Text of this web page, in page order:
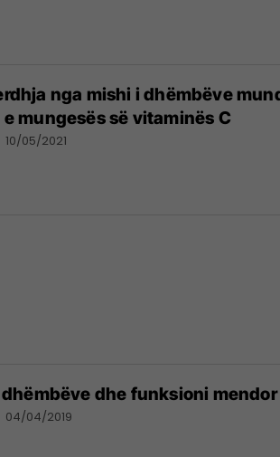
nga mishi i dhëmbëve
mungesës së vitaminës C
10/05/2021
dhe funksioni mendor
04/04/2019